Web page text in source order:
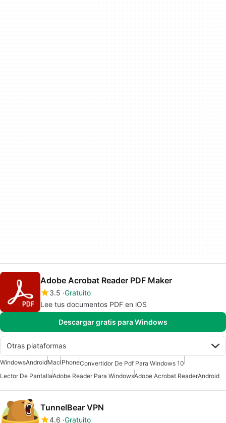
Adobe Acrobat Reader PDF Maker
3.5 Gratuito
Lee tus documentos PDF en iOS
Descargar gratis para Windows
Otras plataformas
WindowsAndroidMaciPhoneConvertidor De Pdf Para Windows 10
Lector De PantallaAdobe Reader Para WindowsAdobe Acrobat ReaderAndroid
TunnelBear VPN
4.6 Gratuito